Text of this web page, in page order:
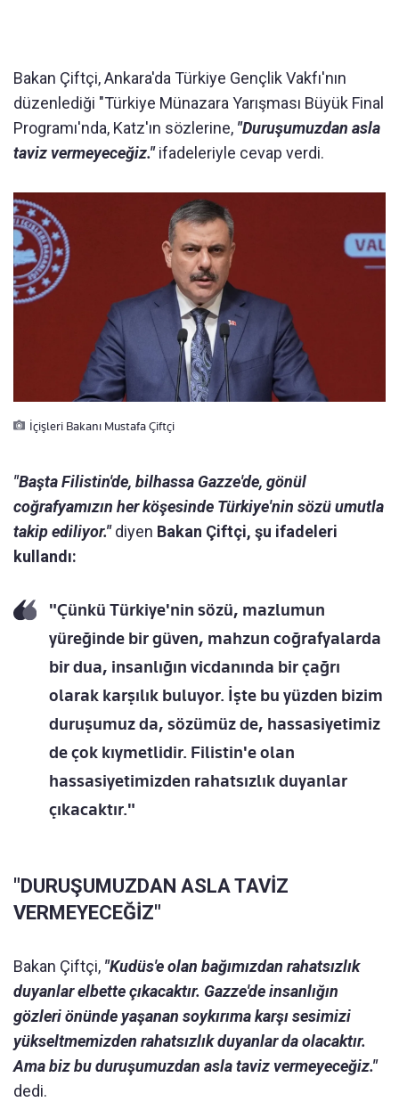
Bakan Çiftçi, Ankara'da Türkiye Gençlik Vakfı'nın
düzenlediği "Türkiye Münazara Yarışması Büyük Final
Programı'nda, Katz'ın sözlerine, "Duruşumuzdan asla
taviz vermeyeceğiz."ifadeleriyle cevap verdi.
İçişleri Bakanı Mustafa Çiftçi
"Başta Filistin'de, bilhassa Gazze'de, gönül
coğrafyamızın her köşesinde Türkiye'nin sözü umutla
takip ediliyor."diyen Bakan Çiftçi, şu ifadeleri
kullandı:
"Çünkü Türkiye'nin sözü, mazlumun
yüreğinde bir güven, mahzun coğrafyalarda
bir dua, insanlığın vicdanında bir çağrı
olarak karşılık buluyor. İşte bu yüzden bizim
duruşumuz da, sözümüz de, hassasiyetimiz
de çok kıymetlidir. Filistin'e olan
hassasiyetimizden rahatsızlık duyanlar
çıkacaktır."
"DURUŞUMUZDAN ASLA TAVİZ
VERMEYECEĞİZ"
Bakan Çiftçi, "Kudüs'e olan bağımızdan rahatsızlık
duyanlar elbette çıkacaktır. Gazze'de insanlığın
gözleri önünde yaşanan soykırıma karşı sesimizi
yükseltmemizden rahatsızlık duyanlar da olacaktır.
Ama biz bu duruşumuzdan asla taviz vermeyeceğiz."
dedi.